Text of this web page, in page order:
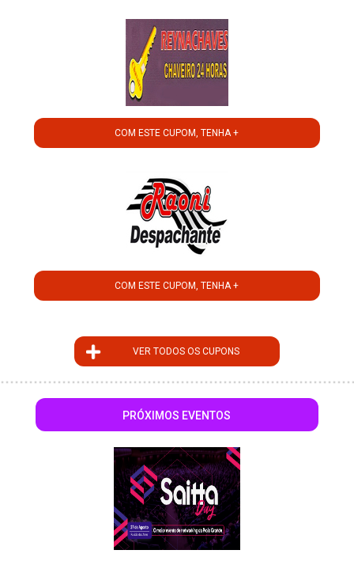
COM ESTE CUPOM, TENHA +
COM ESTE CUPOM, TENHA +
VER TODOS OS CUPONS
PRÓXIMOS EVENTOS